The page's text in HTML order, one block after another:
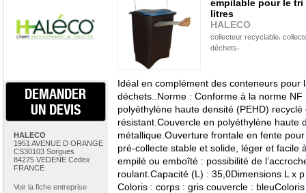
DEMANDER
UN DEVIS
HALECO
1951 AVENUE D ORANGE
CS30103 Sorgues
84275 VEDENE Cedex
FRANCE
Voir la fiche entreprise
empilable pour le tri
litres
HALECO
collecteur recyclable,
déchets
Idéal en complément des conteneurs pour
déchets..Norme : Conforme à la norme
polyéthylène haute densité (PEHD)
résistant.Couvercle en polyéthylène haute
métallique.Ouverture frontale en fente
pré-collecte stable et solide, léger et facile
empilé ou emboîté : possibilité de
roulant.Capacité (L) : 35,0Dimensions L x
Coloris : corps : gris couvercle :